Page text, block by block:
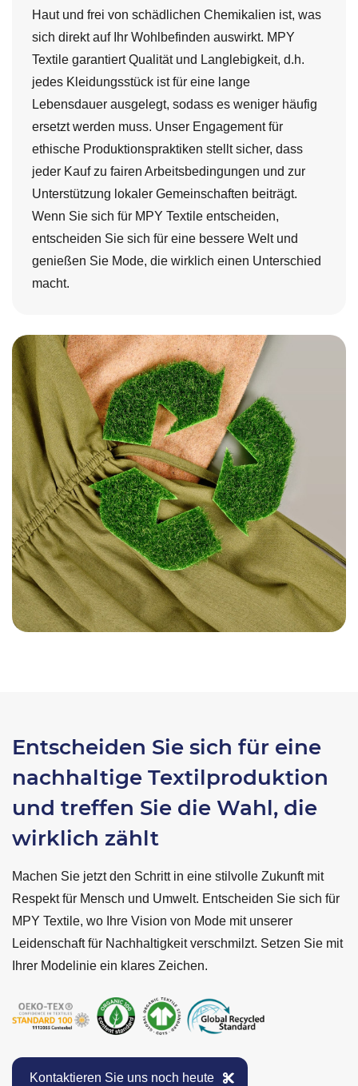
an.
Haut und frei von schädlichen Chemikalien ist, was
sich direkt auf Ihr Wohlbefinden auswirkt. MPY
Textile garantiert Qualität und Langlebigkeit, d.h.
jedes Kleidungsstück ist für eine lange
Lebensdauer ausgelegt, sodass es weniger häufig
ersetzt werden muss. Unser Engagement für
ethische Produktionspraktiken stellt sicher, dass
jeder Kauf zu fairen Arbeitsbedingungen und zur
Unterstützung lokaler Gemeinschaften beiträgt.
Wenn Sie sich für MPY Textile entscheiden,
entscheiden Sie sich für eine bessere Welt und
genießen Sie Mode, die wirklich einen Unterschied
macht.
Entscheiden Sie sich für eine
nachhaltige Textilproduktion
und treffen Sie die Wahl, die
wirklich zählt
Machen Sie jetzt den Schritt in eine stilvolle Zukunft mit
Respekt für Mensch und Umwelt. Entscheiden Sie sich für
MPY Textile, wo Ihre Vision von Mode mit unserer
Leidenschaft für Nachhaltigkeit verschmilzt. Setzen Sie mit
Ihrer Modelinie ein klares Zeichen.
Kontaktieren Sie uns noch heute